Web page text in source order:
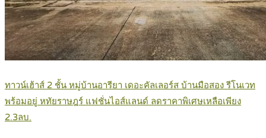
ทาวน์เฮ้าส์ 2 ชั้น หมู่บ้านอารียา เดอะคัลเลอร์ส บ้านมือสอง รีโนเวท
พร้อมอยู่ หทัยราษฎร์ แฟชั่นไอส์แลนด์ ลดราคาพิเศษเหลือเพียง
2.3ลบ.